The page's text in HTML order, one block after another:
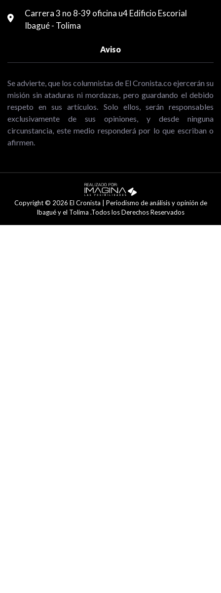
Carrera 3 no 8-39 oficina u4 Edificio Escorial
Ibagué - Tolima
Aviso
Se advierte, que los columnistas de El Cronista.co ejercerán su
misión sin ataduras ni mordazas, pero guardando el debido
respeto en sus artículos. Solo ellos, serán responsables
exclusivamente de sus opiniones, y desde ninguna
circunstancia, este medio responderá por lo que escriban o
afirmen.
Copyright © 2026 El Cronista | Periodismo de análisis y opinión de
Ibagué y el Tolima .Todos los Derechos Reservados